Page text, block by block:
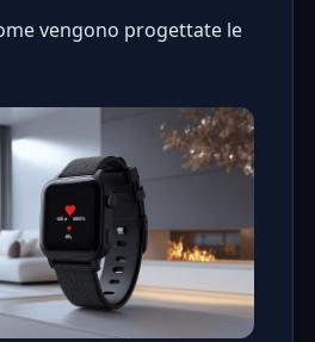
vengono progettate le